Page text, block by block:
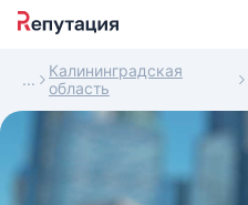
Калининградская
область